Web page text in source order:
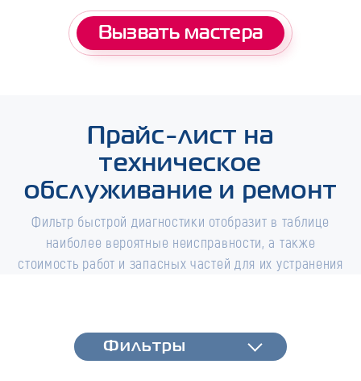
Вызвать мастера
Прайс-лист на
техническое
обслуживание и ремонт
Фильтр быстрой диагностики отобразит в таблице
наиболее вероятные неисправности, а также
стоимость работ и запасных частей для их устранения
Фильтры
Фильтры